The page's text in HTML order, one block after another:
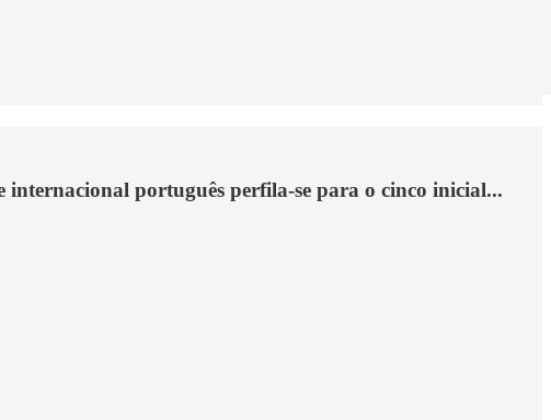
internacional português perfila-se para o cinco inicial...